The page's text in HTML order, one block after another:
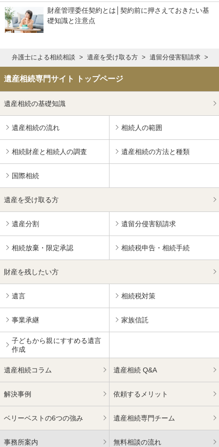
財産管理委任契約とは│契約前に押さえておきたい基
礎知識と注意点
弁護士による相続相談 遺産を受け取る方 遺留分侵害額請求
遺産相続専門サイト トップページ
遺産相続の基礎知識
遺産相続の流れ 相続人の範囲
相続財産と相続人の調査 遺産相続の方法と種類
国際相続
遺産を受け取る方
遺産分割 遺留分侵害額請求
相続放棄・限定承認 相続税申告・相続手続
財産を残したい方
遺言 相続税対策
事業承継 家族信託
子どもから親にすすめる遺言
作成
遺産相続コラム 遺産相続 Q&A
解決事例 依頼するメリット
ベリーベストの6つの強み 遺産相続専門チーム
事務所案内 無料相談の流れ